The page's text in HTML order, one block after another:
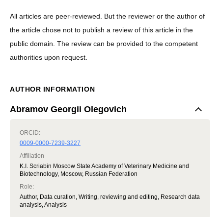
All articles are peer-reviewed. But the reviewer or the author of
the article chose not to publish a review of this article in the
public domain. The review can be provided to the competent
authorities upon request.
AUTHOR INFORMATION
Abramov Georgii Olegovich
ORCID:
0009-0000-7239-3227
Affiliation
K.I. Scriabin Moscow State Academy of Veterinary Medicine and
Biotechnology, Moscow, Russian Federation
Role:
Author, Data curation, Writing, reviewing and editing, Research data
analysis, Analysis